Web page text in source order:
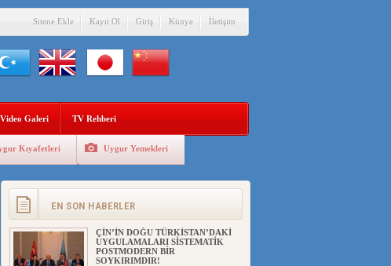
Sitene Ekle Kayıt Ol Giriş Künye İletişim
Video Galeri TV Rehberi
Kıyafetleri Uygur Yemekleri
EN SON HABERLER
ANAHTAR PARTİ GENEL
UYGUR SOYKIRIMI BİR
HAKİKATTIR!
UYGUR HABER VE ARAŞTIRMA
ÇİN’İN DOĞU TÜRKİSTAN’DAKİ
UYGULAMALARI SİSTEMATİK
POSTMODERN BİR
SOYKIRIMDIR!